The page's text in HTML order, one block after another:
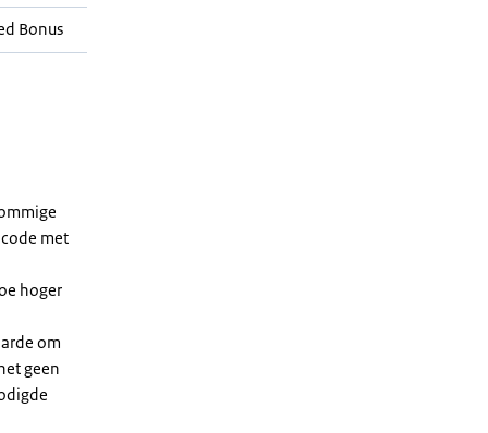
Bonus
met
hoger
om
geen